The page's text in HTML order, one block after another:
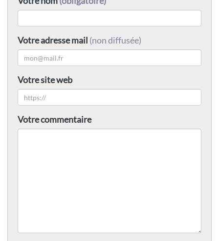
Votre adresse mail (non diffusée)
Votre site web
Votre commentaire